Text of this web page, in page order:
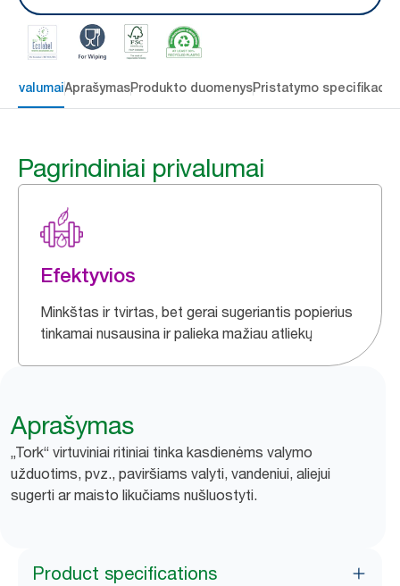
AprašymasProdukto duomenysPristatymo
Pagrindiniai privalumai
Efektyvios
Minkštas ir tvirtas, bet gerai sugeriantis popierius
tinkamai nusausina ir palieka mažiau atliekų
Aprašymas
„Tork“ virtuviniai ritiniai tinka kasdienėms valymo
užduotims, pvz., paviršiams valyti, vandeniui, aliejui
sugerti ar maisto likučiams nušluostyti.
Product specifications